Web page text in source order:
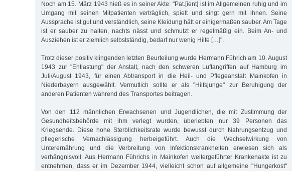
Noch am 15. März 1943 hieß es in seiner Akte: "Pat.[ient] ist im Allgemeinen ruhig und im
Umgang mit seinen Mitpatienten verträglich, spielt und singt gern mit ihnen. Seine
Aussprache ist gut und verständlich, seine Kleidung hält er einigermaßen sauber. Am Tage
ist er sauber zu halten, nachts nässt und schmutzt er regelmäßig ein. Beim An- und
Ausziehen ist er ziemlich selbstständig, bedarf nur wenig Hilfe […]".
Trotz dieser positiv klingenden letzten Beurteilung wurde Hermann Führich am 10. August
1943 zur "Entlastung" der Anstalt, nach den schweren Luftangriffen auf Hamburg im
Juli/August 1943, für einen Abtransport in die Heil- und Pflegeanstalt Mainkofen in
Niederbayern ausgewählt. Vermutlich sollte er als "Hilfsjunge" zur Beruhigung der
anderen Patienten während des Transportes beitragen.
Von den 112 männlichen Erwachsenen und Jugendlichen, die mit Zustimmung der
Gesundheitsbehörde mit ihm verlegt wurden, überlebten nur 39 Personen das
Kriegsende. Diese hohe Sterblichkeitsrate wurde bewusst durch Nahrungsentzug und
pflegerische Vernachlässigung herbeigeführt. Auch die Wechselwirkung von
Unterernährung und die Verbreitung von Infektionskrankheiten erwiesen sich als
verhängnisvoll. Aus Hermann Führichs in Mainkofen weitergeführter Krankenakte ist zu
entnehmen, dass er im Dezember 1944, vielleicht schon auf allgemeine "Hungerkost"